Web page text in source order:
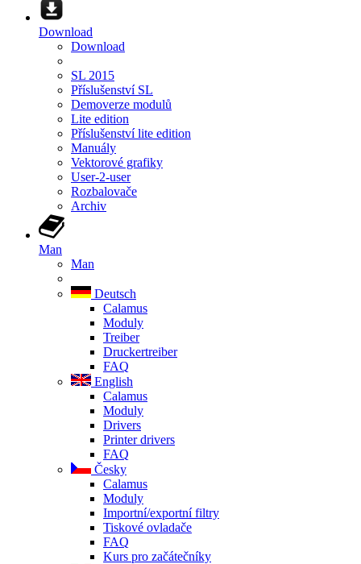
Download
Download
SL 2015
Příslušenství SL
Demoverze modulů
Lite edition
Příslušenství lite edition
Manuály
Vektorové grafiky
User-2-user
Rozbalovače
Archiv
Man
Man
Deutsch
Calamus
Moduly
Treiber
Druckertreiber
FAQ
English
Calamus
Moduly
Drivers
Printer drivers
FAQ
Česky
Calamus
Moduly
Importní/exportní filtry
Tiskové ovladače
FAQ
Kurs pro začátečníky